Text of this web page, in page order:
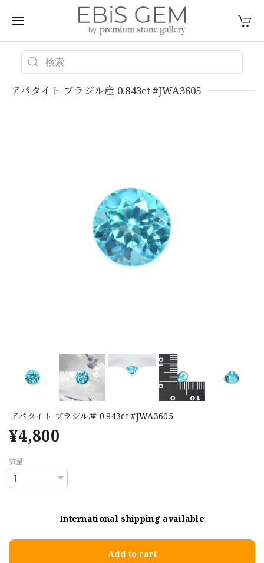
アパタイト ブラジル産 0.843ct #JWA3605
アパタイト ブラジル産 0.843ct #JWA3605
¥4,800
数量
International shipping available
Add to cart